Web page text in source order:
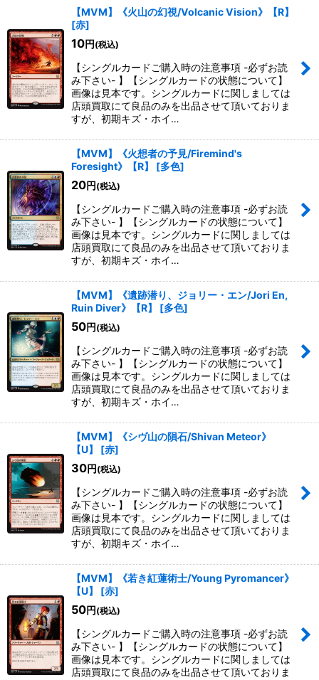
【MVM】《火山の幻視/Volcanic Vision》【R】
[赤]
10円 (税込)
【シングルカードご購入時の注意事項 -必ずお読
み下さい- 】【シングルカードの状態について】
画像は見本です。シングルカードに関しましては
店頭買取にて良品のみを出品させて頂いておりま
すが、初期キズ・ホイ…
【MVM】《火想者の予見/Firemind's
Foresight》【R】
[多色]
20円 (税込)
【シングルカードご購入時の注意事項 -必ずお読
み下さい- 】【シングルカードの状態について】
画像は見本です。シングルカードに関しましては
店頭買取にて良品のみを出品させて頂いておりま
すが、初期キズ・ホイ…
【MVM】《遺跡潜り、ジョリー・エン/Jori En,
Ruin Diver》【R】
[多色]
50円 (税込)
【シングルカードご購入時の注意事項 -必ずお読
み下さい- 】【シングルカードの状態について】
画像は見本です。シングルカードに関しましては
店頭買取にて良品のみを出品させて頂いておりま
すが、初期キズ・ホイ…
【MVM】《シヴ山の隕石/Shivan Meteor》
【U】
[赤]
30円 (税込)
【シングルカードご購入時の注意事項 -必ずお読
み下さい- 】【シングルカードの状態について】
画像は見本です。シングルカードに関しましては
店頭買取にて良品のみを出品させて頂いておりま
すが、初期キズ・ホイ…
【MVM】《若き紅蓮術士/Young Pyromancer》
【U】
[赤]
50円 (税込)
【シングルカードご購入時の注意事項 -必ずお読
み下さい- 】【シングルカードの状態について】
画像は見本です。シングルカードに関しましては
店頭買取にて良品のみを出品させて頂いておりま